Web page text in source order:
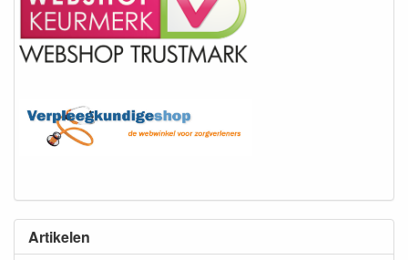
Artikelen